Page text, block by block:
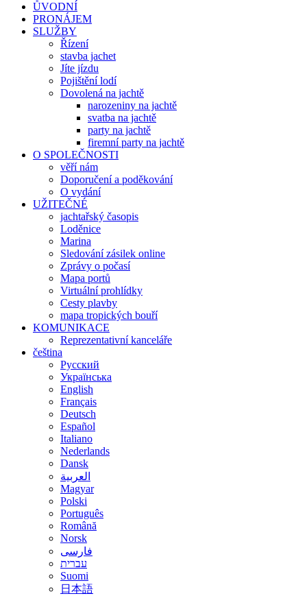
ŮVODNÍ
PRONÁJEM
SLUŽBY
Řízení
stavba jachet
Jíte jízdu
Pojištění lodí
Dovolená na jachtě
narozeniny na jachtě
svatba na jachtě
party na jachtě
firemní party na jachtě
O SPOLEČNOSTI
věří nám
Doporučení a poděkování
O vydání
UŽITEČNÉ
jachtařský časopis
Loděnice
Marina
Sledování zásilek online
Zprávy o počasí
Mapa portů
Virtuální prohlídky
Cesty plavby
mapa tropických bouří
KOMUNIKACE
Reprezentativní kanceláře
čeština
Русский
Українська
English
Français
Deutsch
Español
Italiano
Nederlands
Dansk
العربية
Magyar
Polski
Português
Română
Norsk
فارسی
עברית
Suomi
日本語